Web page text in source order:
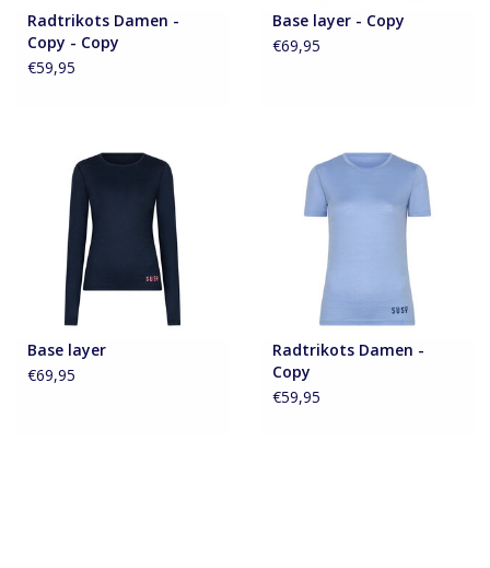
Zubehör
Radtrikots Damen -
Copy - Copy
€59,95
Base layer - Copy
€69,95
Base layer
€69,95
Radtrikots Damen -
Copy
€59,95